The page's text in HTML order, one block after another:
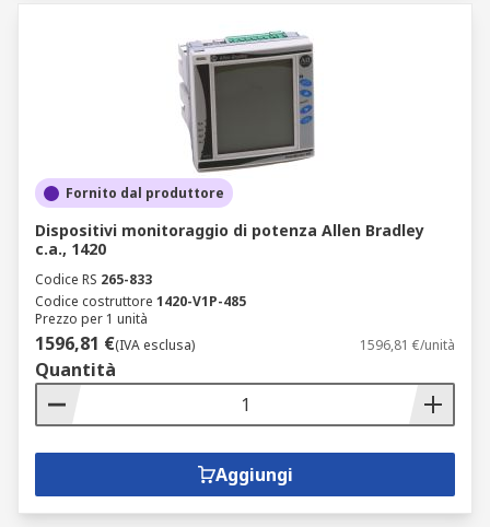
Fornito dal produttore
Dispositivi monitoraggio di potenza Allen Bradley
c.a., 1420
Codice RS 265-833
Codice costruttore 1420-V1P-485
Prezzo per 1 unità
1596,81 €(IVA esclusa) 1596,81 €/unità
Quantità
Aggiungi